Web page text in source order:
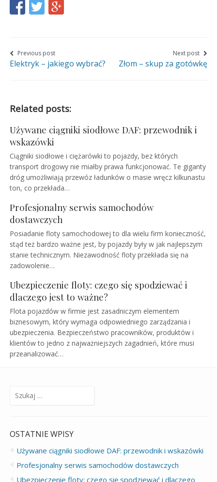
Share
on
Facebook
Share
on
Twitter
Share
on
Google+
Nawigacja
wpisu
Previous post
Elektryk – jakiego wybrać?
Next post
Złom – skup za gotówkę
Related posts:
Używane ciągniki siodłowe DAF: przewodnik i
wskazówki
Ciągniki siodłowe i ciężarówki to pojazdy, bez których
transport drogowy nie miałby prawa funkcjonować. Te giganty
dróg umożliwiają przewóz ładunków o masie wręcz kilkunastu
ton, co przekłada…
Profesjonalny serwis samochodów
dostawczych
Posiadanie floty samochodowej to dla wielu firm konieczność,
stąd też bardzo ważne jest, by pojazdy były w jak najlepszym
stanie technicznym. Niezawodność floty przekłada się na
zadowolenie…
Ubezpieczenie floty: czego się spodziewać i
dlaczego jest to ważne?
Flota pojazdów w firmie jest zasadniczym elementem
biznesowym, który wymaga odpowiedniego zarządzania i
ubezpieczenia. Bezpieczeństwo pracowników, produktów i
klientów to jedno z najważniejszych zagadnień, które musi
przeanalizować…
Szukaj:
OSTATNIE WPISY
Używane ciągniki siodłowe DAF: przewodnik i wskazówki
Profesjonalny serwis samochodów dostawczych
Ubezpieczenie floty: czego się spodziewać i dlaczego